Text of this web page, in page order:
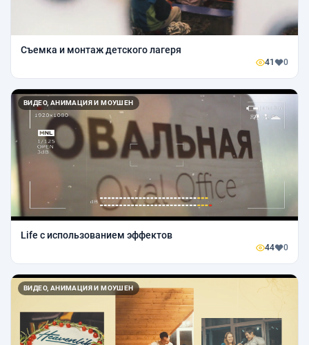
Съемка и монтаж детского лагеря
41 0
ВИДЕО, АНИМАЦИЯ И МОУШЕН
Life c использованием эффектов
44 0
ВИДЕО, АНИМАЦИЯ И МОУШЕН